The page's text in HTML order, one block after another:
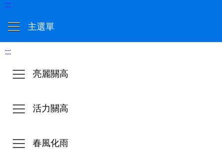
:::
主選單
:::
亮麗關高
活力關高
春風化雨